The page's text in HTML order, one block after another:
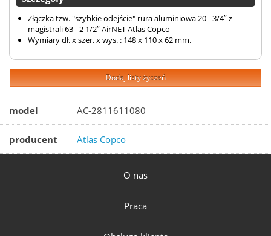
Złączka tzw. "szybkie odejście" rura aluminiowa 20 - 3/4″ z
magistrali 63 - 2 1/2″ AirNET Atlas Copco
Wymiary dł. x szer. x wys. : 148 x 110 x 62 mm.
Dodaj listy życzeń
model AC-2811611080
producent Atlas Copco
O nas
Praca